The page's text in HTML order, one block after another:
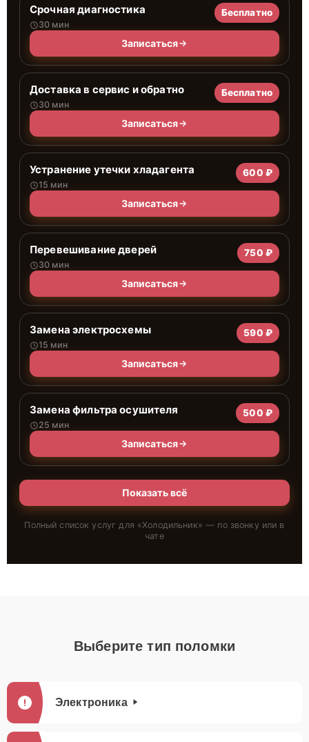
Срочная диагностика
30 мин
Бесплатно
Записаться
Доставка в сервис и обратно
30 мин
Бесплатно
Записаться
Устранение утечки хладагента
15 мин
600 ₽
Записаться
Перевешивание дверей
30 мин
750 ₽
Записаться
Замена электросхемы
15 мин
590 ₽
Записаться
Замена фильтра осушителя
25 мин
500 ₽
Записаться
Показать всё
Полный список услуг для «Холодильник» — по звонку или в
чате
Выберите тип поломки
Электроника